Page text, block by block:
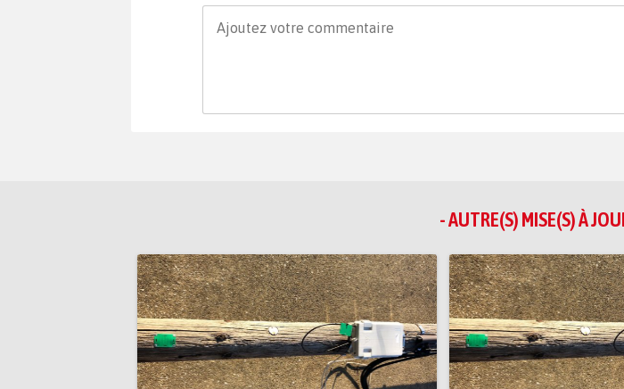
- AUTRE(S) MISE(S) À